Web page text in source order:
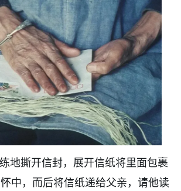
地撕开信封，展开信纸将里面包裹
中，而后将信纸递给父亲，请他读